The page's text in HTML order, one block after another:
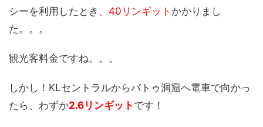
シーを利用したとき、 40リンギット かかりまし
た。。。
観光客料金ですね。。。
しかし！KLセントラルからバトゥ洞窟へ電車で向かっ
たら、わずか2.6リンギット です！